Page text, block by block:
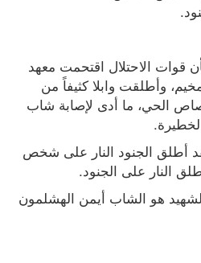
النار على الجنود.